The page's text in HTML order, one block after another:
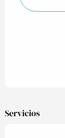
Servicios